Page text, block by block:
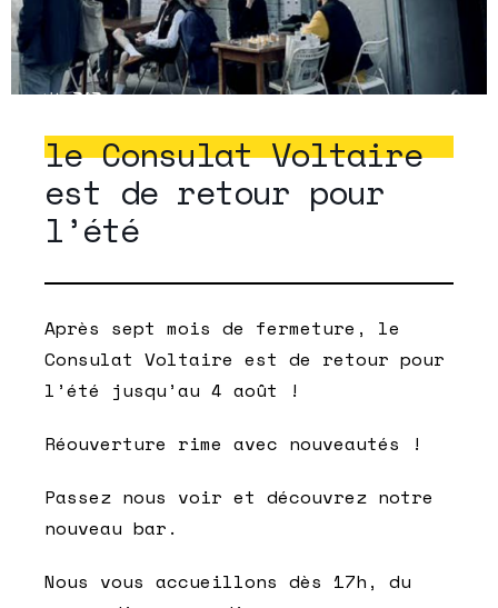
le Consulat Voltaire
est de retour pour
l’été
Après sept mois de fermeture, le
Consulat Voltaire est de retour pour
l’été jusqu’au 4 août !
Réouverture rime avec nouveautés !
Passez nous voir et découvrez notre
nouveau bar.
Nous vous accueillons dès 17h, du